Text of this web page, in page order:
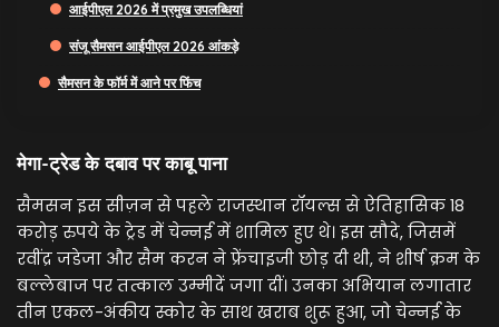
आईपीएल 2026 में प्रमुख उपलब्धियां
संजू सैमसन आईपीएल 2026 आंकड़े
सैमसन के फॉर्म में आने पर फिंच
मेगा-ट्रेड के दबाव पर काबू पाना
सैमसन इस सीज़न से पहले राजस्थान रॉयल्स से ऐतिहासिक 18
करोड़ रुपये के ट्रेड में चेन्नई में शामिल हुए थे। इस सौदे, जिसमें
रवींद्र जडेजा और सैम करन ने फ्रेंचाइजी छोड़ दी थी, ने शीर्ष क्रम के
बल्लेबाज पर तत्काल उम्मीदें जगा दीं। उनका अभियान लगातार
तीन एकल-अंकीय स्कोर के साथ खराब शुरू हुआ, जो चेन्नई के